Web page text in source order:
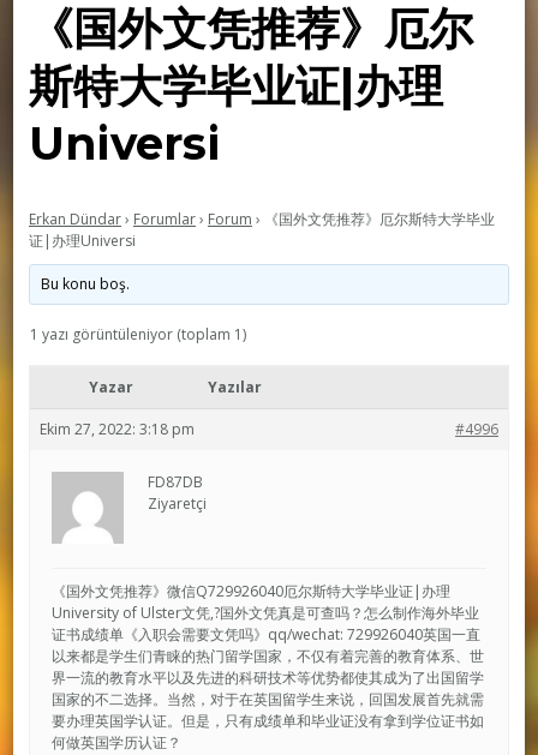
《国外文凭推荐》厄尔
斯特大学毕业证|办理
Universi
Erkan Dündar› Forumlar› Forum ›
《国外文凭推荐》厄尔斯特大学毕业
证|办理Universi
Bu konu boş.
1 yazı görüntüleniyor (toplam 1)
Yazar Yazılar
Ekim 27, 2022: 3:18 pm #4996
FD87DB
Ziyaretçi
《国外文凭推荐》微信Q729926040厄尔斯特大学毕业证|办理
University of Ulster文凭,?国外文凭真是可查吗？怎么制作海外毕业
证书成绩单《入职会需要文凭吗》qq/wechat: 729926040英国一直
以来都是学生们青睐的热门留学国家，不仅有着完善的教育体系、世
界一流的教育水平以及先进的科研技术等优势都使其成为了出国留学
国家的不二选择。当然，对于在英国留学生来说，回国发展首先就需
要办理英国学认证。但是，只有成绩单和毕业证没有拿到学位证书如
何做英国学历认证？